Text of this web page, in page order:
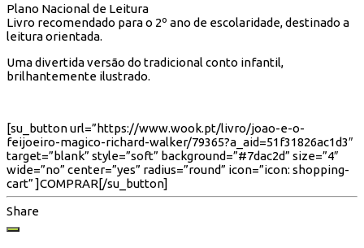
Plano Nacional de Leitura
Livro recomendado para o 2º ano de escolaridade, destinado a
leitura orientada.
Uma divertida versão do tradicional conto infantil,
brilhantemente ilustrado.
[su_button url=”https://www.wook.pt/livro/joao-e-o-
feijoeiro-magico-richard-walker/79365?a_aid=51f31826ac1d3″
target=”blank” style=”soft” background=”#7dac2d” size=”4″
wide=”no” center=”yes” radius=”round” icon=”icon: shopping-
cart” ]COMPRAR[/su_button]
Share